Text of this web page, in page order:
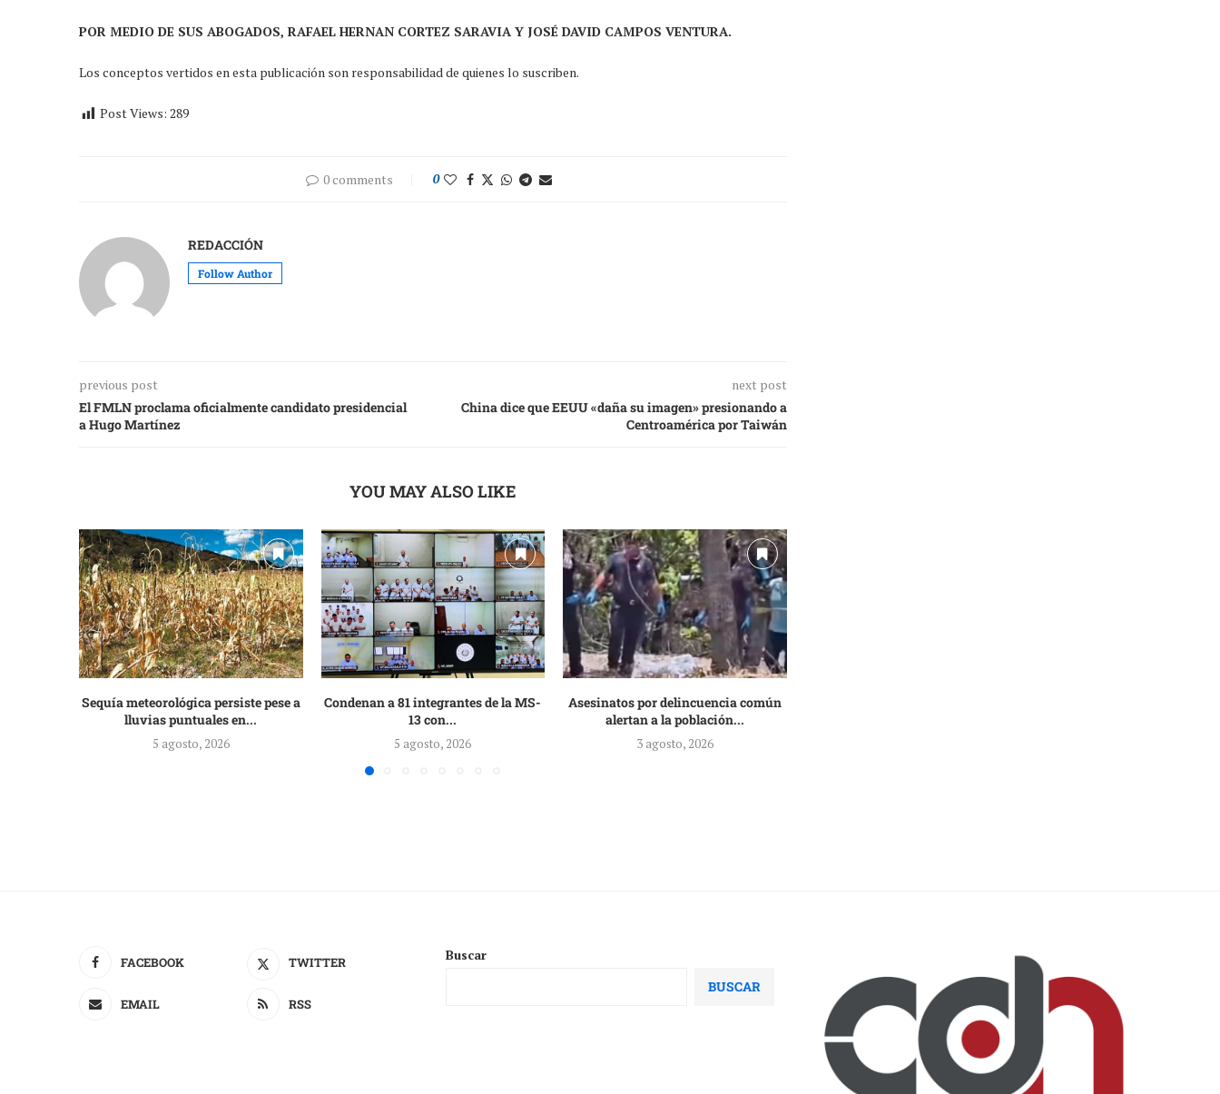
POR MEDIO DE SUS ABOGADOS, RAFAEL HERNAN CORTEZ SARAVIA Y JOSÉ DAVID CAMPOS VENTURA.
Los conceptos vertidos en esta publicación son responsabilidad de quienes lo suscriben.
Post Views: 289
0 comments 0
REDACCIÓN
Follow Author
previous post
El FMLN proclama oficialmente candidato presidencial
a Hugo Martínez
next post
China dice que EEUU «daña su imagen» presionando a
Centroamérica por Taiwán
YOU MAY ALSO LIKE
Sequía meteorológica persiste pese a
lluvias puntuales en...
5 agosto, 2026
Condenan a 81 integrantes de la MS-
13 con...
5 agosto, 2026
Asesinatos por delincuencia común
alertan a la población...
3 agosto, 2026
FACEBOOK TWITTER
EMAIL RSS
Buscar
BUSCAR